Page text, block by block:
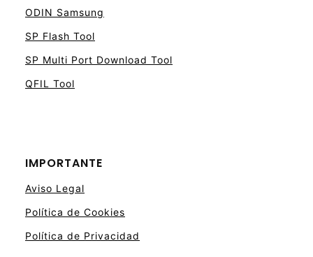
ODIN Samsung
SP Flash Tool
SP Multi Port Download Tool
QFIL Tool
IMPORTANTE
Aviso Legal
Política de Cookies
Política de Privacidad